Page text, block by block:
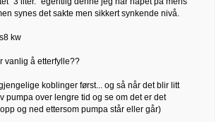
synes det sakte men sikkert synkende nivå.
kw
vanlig å etterfylle??
koblinger først... og så når det blir litt
pumpa over lengre tid og se om det er det
og ned ettersom pumpa står eller går)